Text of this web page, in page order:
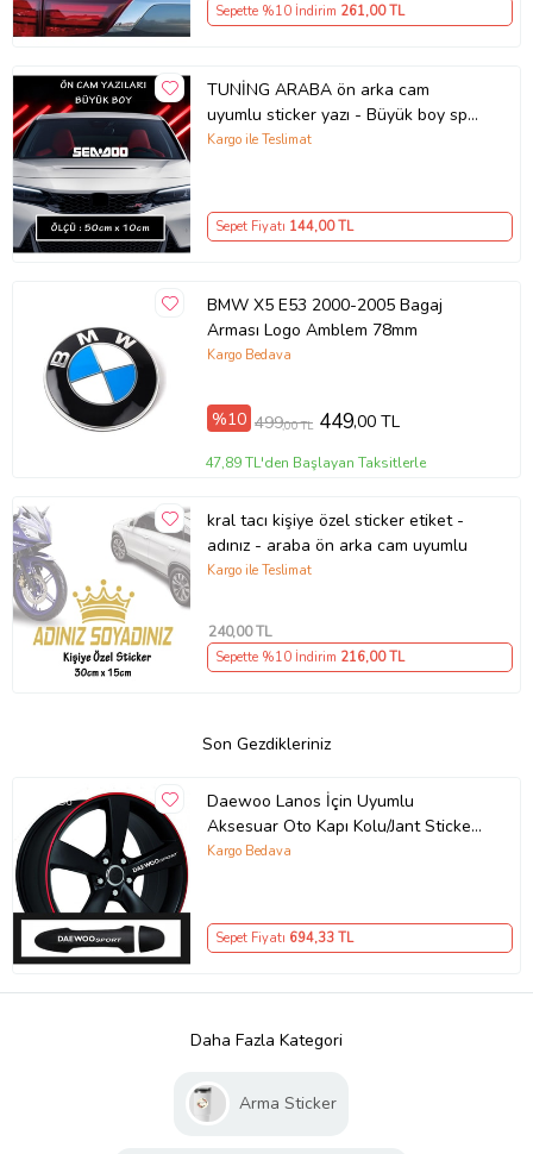
Sepette %10 İndirim 261,00 TL
TUNİNG ARABA ön arka cam
uyumlu sticker yazı - Büyük boy spor
tuning modifiye etiket
Kargo ile Teslimat
Sepet Fiyatı 144,00 TL
BMW X5 E53 2000-2005 Bagaj
Arması Logo Amblem 78mm
Kargo Bedava
%10 499,00 TL 449,00 TL
47,89 TL'den Başlayan Taksitlerle
kral tacı kişiye özel sticker etiket -
adınız - araba ön arka cam uyumlu
Kargo ile Teslimat
240,00 TL
Sepette %10 İndirim 216,00 TL
Son Gezdikleriniz
Daewoo Lanos İçin Uyumlu
Aksesuar Oto Kapı Kolu/Jant Sticker
10 Adet 10*1,5 Cm
Kargo Bedava
Sepet Fiyatı 694,33 TL
Daha Fazla Kategori
Arma Sticker